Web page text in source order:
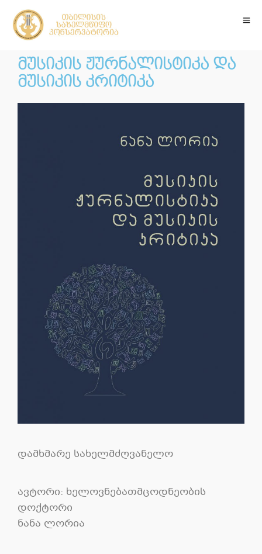
მუსიკის ჟურნალისტიკა და
მუსიკის კრიტიკა
დამხმარე სახელმძღვანელო
ავტორი: ხელოვნებათმცოდნეობის
დოქტორი
ნანა ლორია